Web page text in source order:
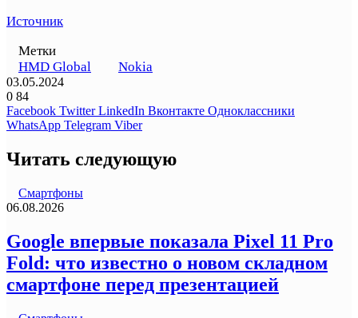
Источник
Метки
HMD Global
Nokia
03.05.2024
0 84
Facebook Twitter LinkedIn Вконтакте Одноклассники
WhatsApp Telegram Viber
Читать следующую
Смартфоны
06.08.2026
Google впервые показала Pixel 11 Pro
Fold: что известно о новом складном
смартфоне перед презентацией